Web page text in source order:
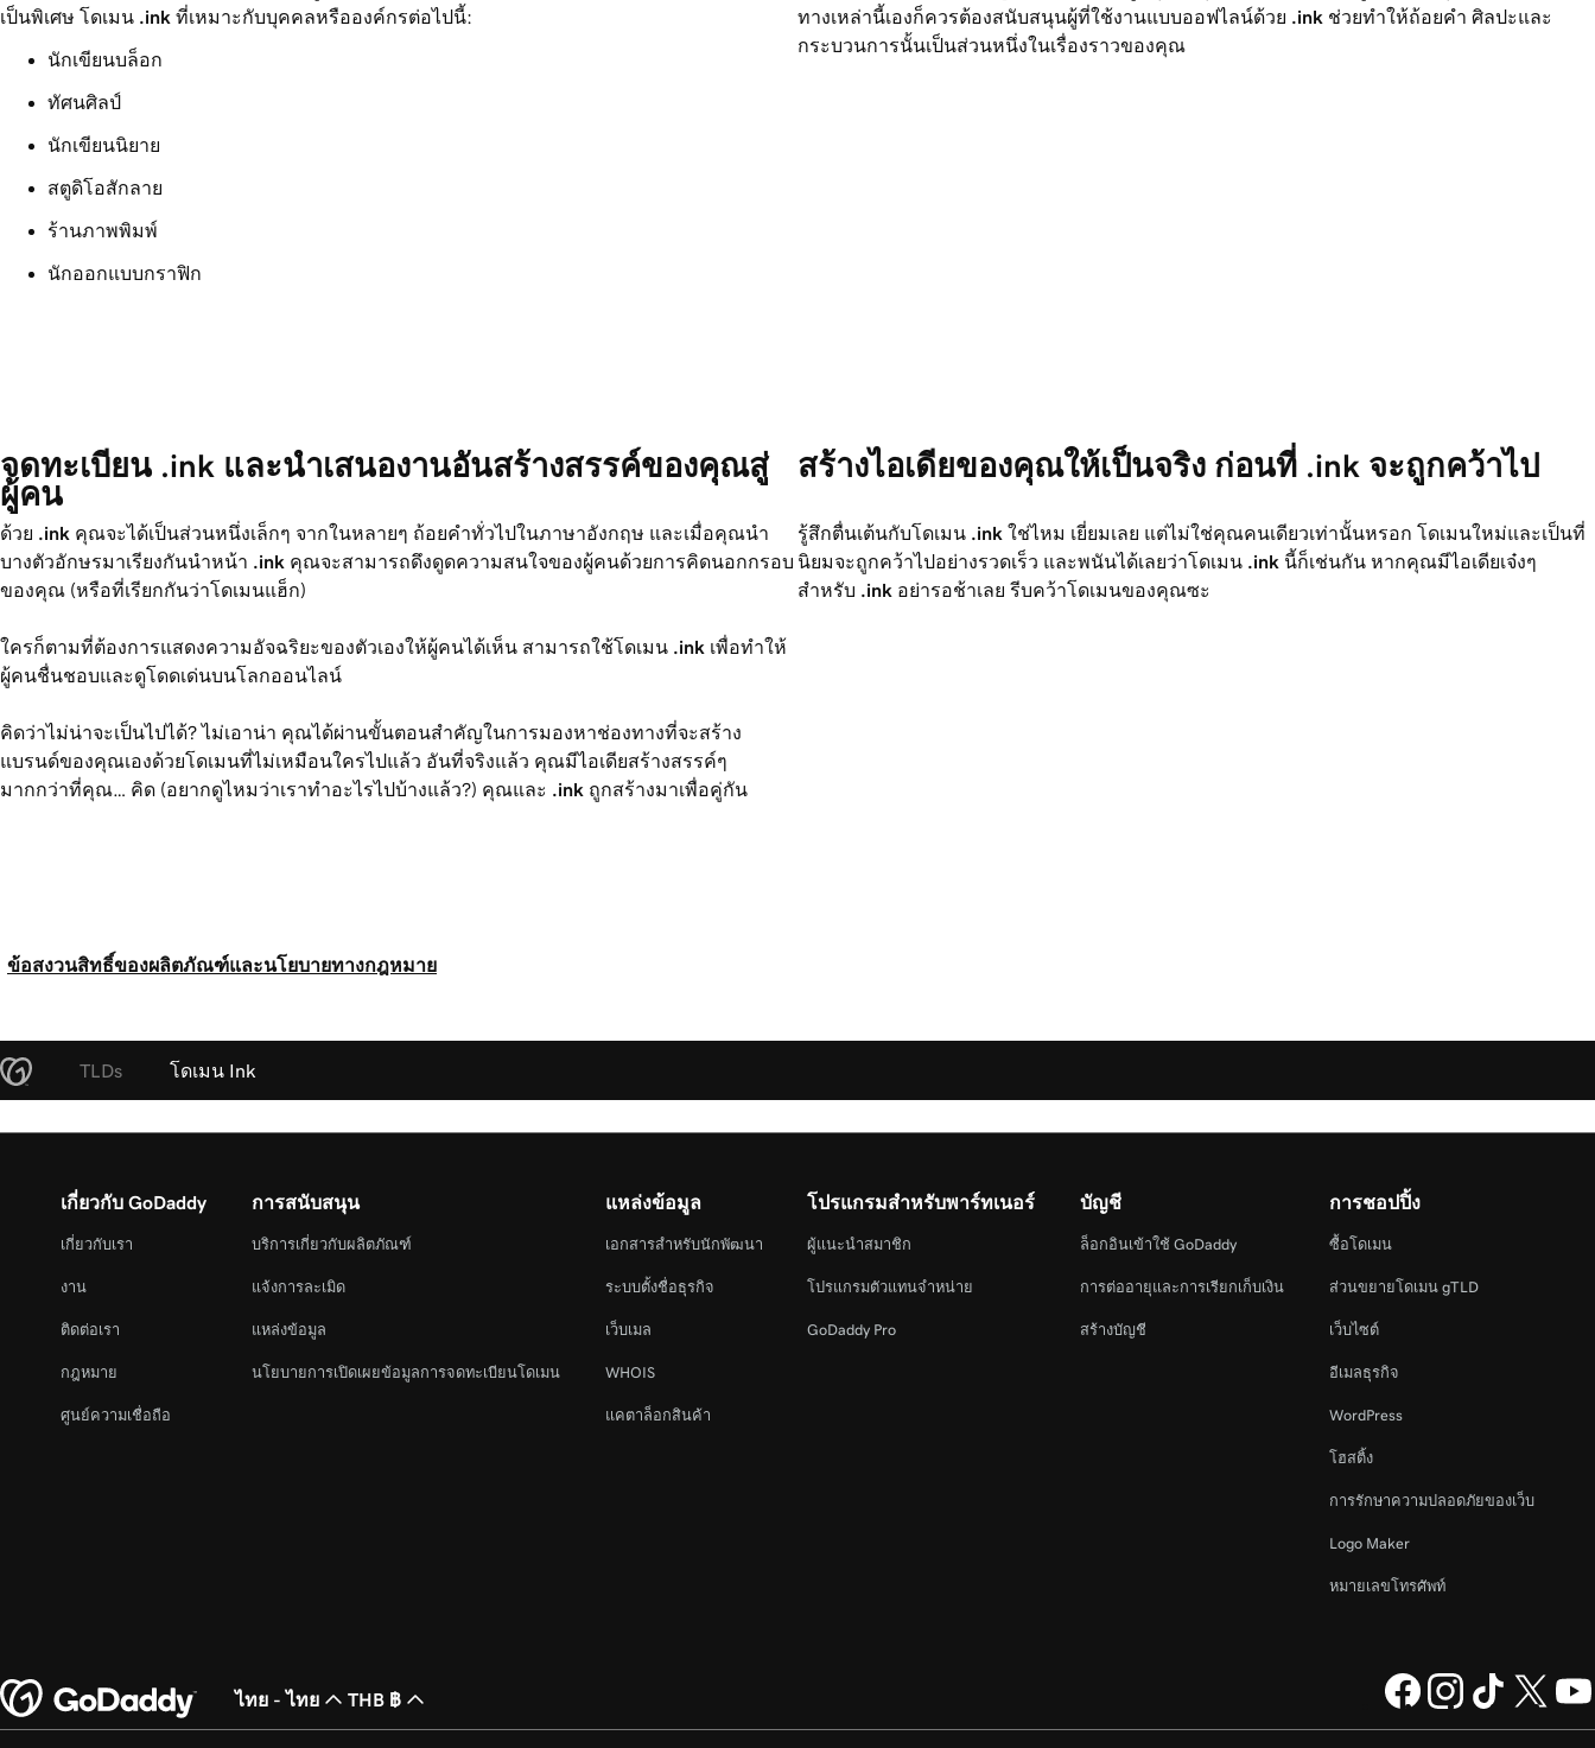
เป็นพิเศษ โดเมน .ink ที่เหมาะกับบุคคลหรือองค์กรต่อไปนี้:
นักเขียนบล็อก
ทัศนศิลป์
นักเขียนนิยาย
สตูดิโอสักลาย
ร้านภาพพิมพ์
นักออกแบบกราฟิก
ทางเหล่านี้เองก็ควรต้องสนับสนุนผู้ที่ใช้งานแบบออฟไลน์ด้วย .ink ช่วยทำให้ถ้อยคำ ศิลปะและ
กระบวนการนั้นเป็นส่วนหนึ่งในเรื่องราวของคุณ
จดทะเบียน .ink และนำเสนองานอันสร้างสรรค์ของคุณสู่
ผู้คน
ด้วย .ink คุณจะได้เป็นส่วนหนึ่งเล็กๆ จากในหลายๆ ถ้อยคำทั่วไปในภาษาอังกฤษ และเมื่อคุณนำ
บางตัวอักษรมาเรียงกันนำหน้า .ink คุณจะสามารถดึงดูดความสนใจของผู้คนด้วยการคิดนอกกรอบ
ของคุณ (หรือที่เรียกกันว่าโดเมนแฮ็ก)
ใครก็ตามที่ต้องการแสดงความอัจฉริยะของตัวเองให้ผู้คนได้เห็น สามารถใช้โดเมน .ink เพื่อทำให้
ผู้คนชื่นชอบและดูโดดเด่นบนโลกออนไลน์
คิดว่าไม่น่าจะเป็นไปได้? ไม่เอาน่า คุณได้ผ่านขั้นตอนสำคัญในการมองหาช่องทางที่จะสร้าง
แบรนด์ของคุณเองด้วยโดเมนที่ไม่เหมือนใครไปแล้ว อันที่จริงแล้ว คุณมีไอเดียสร้างสรรค์ๆ
มากกว่าที่คุณ… คิด (อยากดูไหมว่าเราทำอะไรไปบ้างแล้ว?) คุณและ .ink ถูกสร้างมาเพื่อคู่กัน
สร้างไอเดียของคุณให้เป็นจริง ก่อนที่ .ink จะถูกคว้าไป
รู้สึกตื่นเต้นกับโดเมน .ink ใช่ไหม เยี่ยมเลย แต่ไม่ใช่คุณคนเดียวเท่านั้นหรอก โดเมนใหม่และเป็นที่
นิยมจะถูกคว้าไปอย่างรวดเร็ว และพนันได้เลยว่าโดเมน .ink นี้ก็เช่นกัน หากคุณมีไอเดียเจ๋งๆ
สำหรับ .ink อย่ารอช้าเลย รีบคว้าโดเมนของคุณซะ
ข้อสงวนสิทธิ์ของผลิตภัณฑ์และนโยบายทางกฎหมาย
TLDs โดเมน Ink
เกี่ยวกับ GoDaddy
เกี่ยวกับเรา
งาน
ติดต่อเรา
กฎหมาย
ศูนย์ความเชื่อถือ
การสนับสนุน
บริการเกี่ยวกับผลิตภัณฑ์
แจ้งการละเมิด
แหล่งข้อมูล
นโยบายการเปิดเผยข้อมูลการจดทะเบียนโดเมน
แหล่งข้อมูล
เอกสารสำหรับนักพัฒนา
ระบบตั้งชื่อธุรกิจ
เว็บเมล
WHOIS
แคตาล็อกสินค้า
โปรแกรมสำหรับพาร์ทเนอร์
ผู้แนะนำสมาชิก
โปรแกรมตัวแทนจำหน่าย
GoDaddy Pro
บัญชี
ล็อกอินเข้าใช้ GoDaddy
การต่ออายุและการเรียกเก็บเงิน
สร้างบัญชี
การชอปปิ้ง
ซื้อโดเมน
ส่วนขยายโดเมน gTLD
เว็บไซต์
อีเมลธุรกิจ
WordPress
โฮสติ้ง
การรักษาความปลอดภัยของเว็บ
Logo Maker
หมายเลขโทรศัพท์
ไทย - ไทย THB ฿